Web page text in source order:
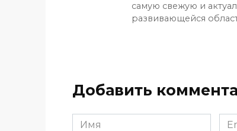
самую свежую и
развивающейся
Добавить
Имя